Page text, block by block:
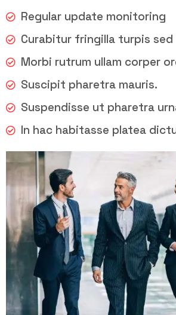
Regular update monitoring
Curabitur fringilla turpis sed
Morbi rutrum ullam corper
Suscipit pharetra mauris.
Suspendisse ut pharetra
In hac habitasse platea